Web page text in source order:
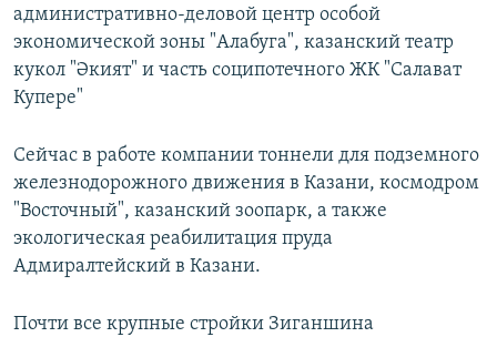
административно-деловой центр особой
экономической зоны "Алабуга", казанский театр
кукол "Әкият" и часть соципотечного ЖК "Салават
Купере"
Сейчас в работе компании тоннели для подземного
железнодорожного движения в Казани, космодром
"Восточный", казанский зоопарк, а также
экологическая реабилитация пруда
Адмиралтейский в Казани.
Почти все крупные стройки Зиганшина